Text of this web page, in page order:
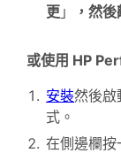
更 」 ，然
或使用 HP
安裝然後
式。
在側邊欄按